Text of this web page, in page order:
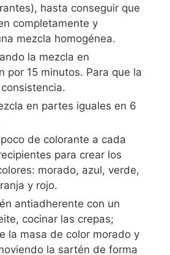
hasta conseguir que
completamente y
mezcla homogénea.
la mezcla en
por 15 minutos. Para que la
en partes iguales en 6
de colorante a cada
para crear los
morado, azul, verde,
y rojo.
antiadherente con un
cocinar las crepas;
la masa de color morado y
la sartén de forma